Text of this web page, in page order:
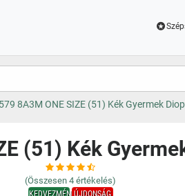
8A3M ONE SIZE (51) Kék Gyermek
(51) Kék
(Összesen 4 értékelés)
KEDVEZMÉNYÚJDONSÁG